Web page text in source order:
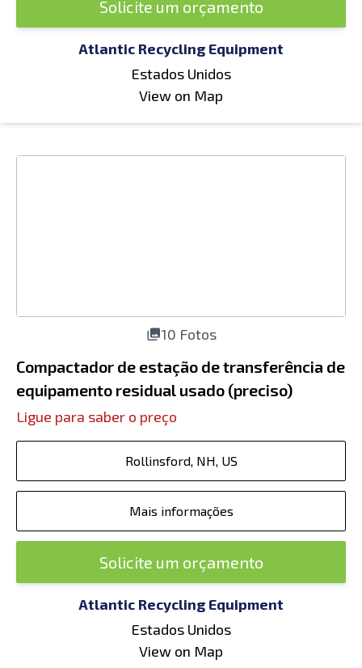
Solicite um orçamento
Atlantic Recycling Equipment
Estados Unidos
View on Map
10 Fotos
Compactador de estação de transferência de
equipamento residual usado (preciso)
Ligue para saber o preço
Rollinsford, NH, US
Mais informações
Solicite um orçamento
Atlantic Recycling Equipment
Estados Unidos
View on Map